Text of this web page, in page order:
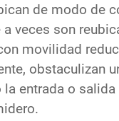
de modo de
veces son
movilidad
obstaculizan
entrada o